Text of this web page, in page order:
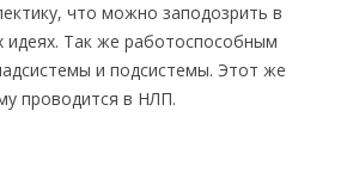
что можно заподозрить в
идеях. Так же работоспособным
и подсистемы. Этот же
проводится в НЛП.